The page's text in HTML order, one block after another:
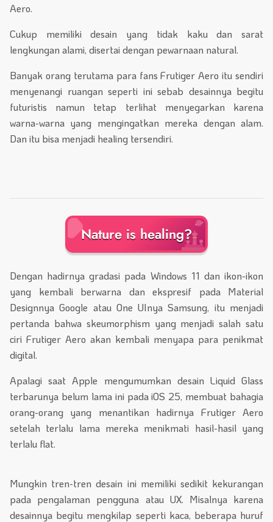
Aero.
Cukup memiliki desain yang tidak kaku dan sarat
lengkungan alami, disertai dengan pewarnaan natural.
Banyak orang terutama para fans Frutiger Aero itu sendiri
menyenangi ruangan seperti ini sebab desainnya begitu
futuristis namun tetap terlihat menyegarkan karena
warna-warna yang mengingatkan mereka dengan alam.
Dan itu bisa menjadi healing tersendiri.
Nature is healing?
Dengan hadirnya gradasi pada Windows 11 dan ikon-ikon
yang kembali berwarna dan ekspresif pada Material
Designnya Google atau One UInya Samsung, itu menjadi
pertanda bahwa skeumorphism yang menjadi salah satu
ciri Frutiger Aero akan kembali menyapa para penikmat
digital.
Apalagi saat Apple mengumumkan desain Liquid Glass
terbarunya belum lama ini pada iOS 25, membuat bahagia
orang-orang yang menantikan hadirnya Frutiger Aero
setelah terlalu lama mereka menikmati hasil-hasil yang
terlalu flat.
Mungkin tren-tren desain ini memiliki sedikit kekurangan
pada pengalaman pengguna atau UX. Misalnya karena
desainnya begitu mengkilap seperti kaca, beberapa huruf